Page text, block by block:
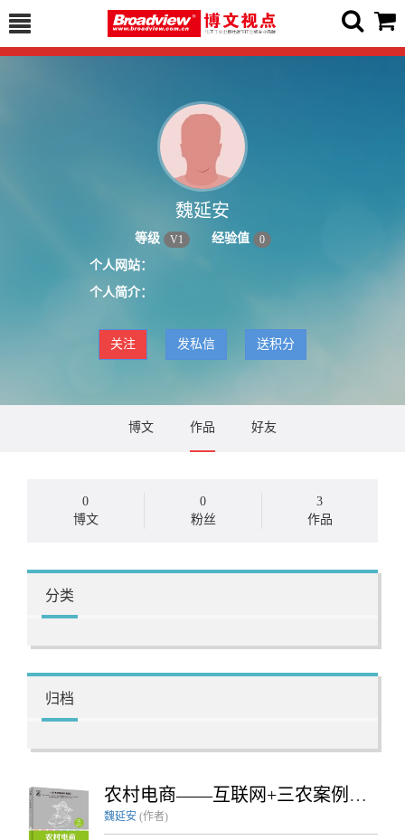
魏延安
等级 V1 经验值 0
个人网站：
个人简介：
关注 发私信 送积分
博文 作品 好友
0
博文
0
粉丝
3
作品
分类
归档
农村电商——互联网+三农案例与模式（第2版）
魏延安 (作者)